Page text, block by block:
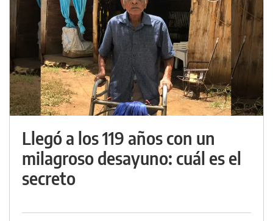
Llegó a los 119 años con un
milagroso desayuno: cuál es el
secreto